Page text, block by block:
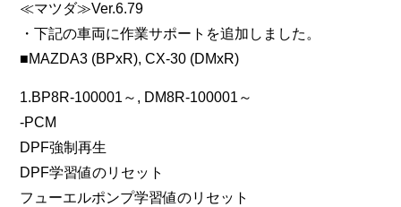
≪マツダ≫Ver.6.79
・下記の車両に作業サポートを追加しました。
■MAZDA3 (BPxR), CX-30 (DMxR)
1.BP8R-100001～, DM8R-100001～
-PCM
DPF強制再生
DPF学習値のリセット
フューエルポンプ学習値のリセット